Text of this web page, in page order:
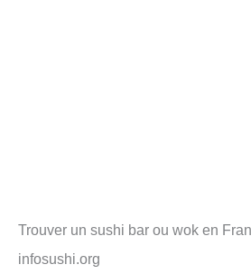
Trouver un sushi bar ou wok en
infosushi.org